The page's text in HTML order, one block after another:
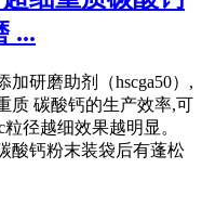
...
研磨助剂（hscga50）,
质 碳酸钙的生产效率,可
径越细效果越明显。
酸钙粉末装袋后有蓬松